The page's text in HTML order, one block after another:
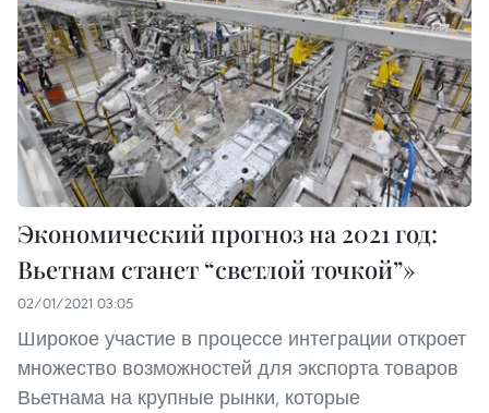
Экономический прогноз на 2021 год:
Вьетнам станет “светлой точкой”»
02/01/2021 03:05
Широкое участие в процессе интеграции откроет
множество возможностей для экспорта товаров
Вьетнама на крупные рынки, которые